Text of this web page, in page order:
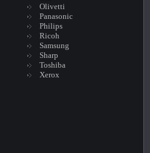
Olivetti
Panasonic
Philips
Ricoh
Samsung
Sharp
Toshiba
Xerox